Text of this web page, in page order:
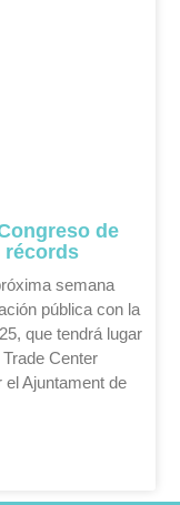
de
récords
semana
pública con la
que tendrá lugar
Center
Ajuntament de